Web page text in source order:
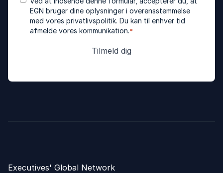
betingelser
EGN bruger dine oplysninger i overensstemmelse
med vores privatlivspolitik. Du kan til enhver tid
afmelde vores kommunikation.*
Executives' Global Network